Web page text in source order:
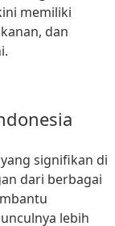
memiliki
dan
signifikan di
dari berbagai
lebih